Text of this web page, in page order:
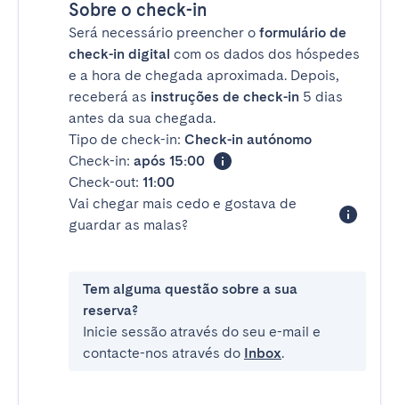
Sobre o check-in
Será necessário preencher o formulário de
check-in digital com os dados dos hóspedes
e a hora de chegada aproximada. Depois,
receberá as instruções de check-in 5 dias
antes da sua chegada.
Tipo de check-in: Check-in autónomo
Check-in: após 15:00
Check-out: 11:00
Vai chegar mais cedo e gostava de
guardar as malas?
Tem alguma questão sobre a sua
reserva?
Inicie sessão através do seu e-mail e
contacte-nos através do Inbox.